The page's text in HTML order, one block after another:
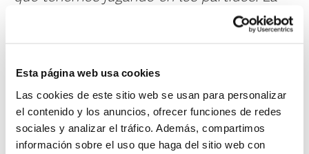
Esta página web usa cookies
Las cookies de este sitio web se usan para personalizar
el contenido y los anuncios, ofrecer funciones de redes
sociales y analizar el tráfico. Además, compartimos
información sobre el uso que haga del sitio web con
Copa es un formato muy atractivo en el
puede ganar. Nosotros esperamos
competir al máximo nivel y disfrutar de
este torneo.